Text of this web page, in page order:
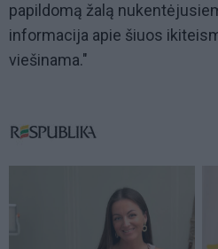
papildomą žalą
informacija apie šiuos
viešinama."